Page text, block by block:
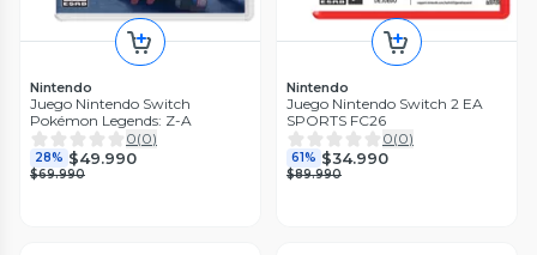
Nintendo
Juego Nintendo Switch
Pokémon Legends: Z-A
0(0)
28% $49.990
$69.990
Nintendo
Juego Nintendo Switch 2 EA
SPORTS FC26
0(0)
61% $34.990
$89.990